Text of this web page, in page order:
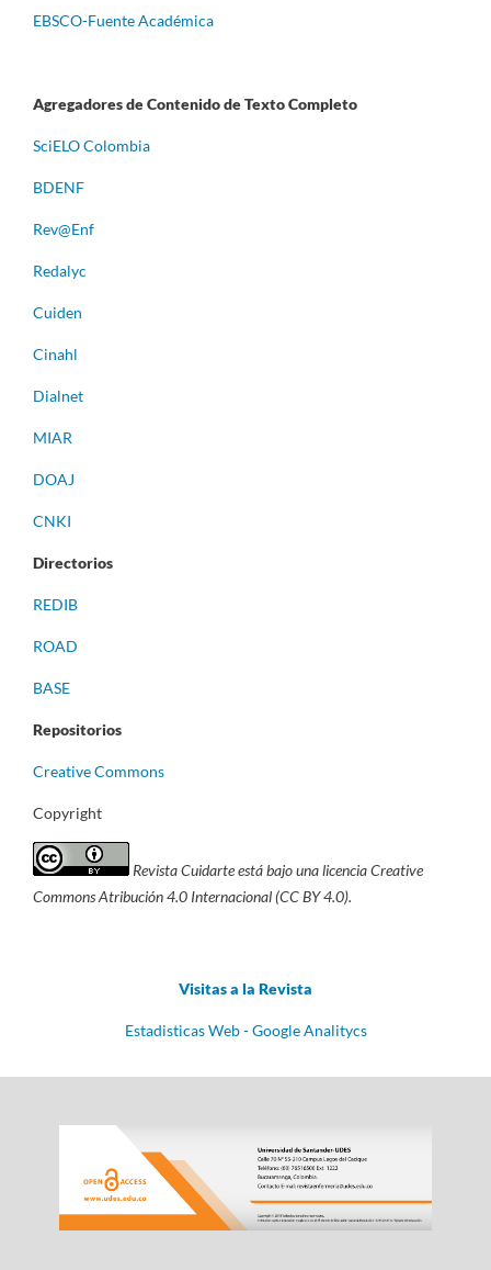
EBSCO-Fuente Académica
Agregadores de Contenido de Texto Completo
SciELO Colombia
BDENF
Rev@Enf
Redalyc
Cuiden
Cinahl
Dialnet
MIAR
DOAJ
CNKI
Directorios
REDIB
ROAD
BASE
Repositorios
Creative Commons
Copyright
Revista Cuidarte está bajo una licencia Creative
Commons Atribución 4.0 Internacional (CC BY 4.0).
Visitas a la Revista
Estadisticas Web - Google Analitycs